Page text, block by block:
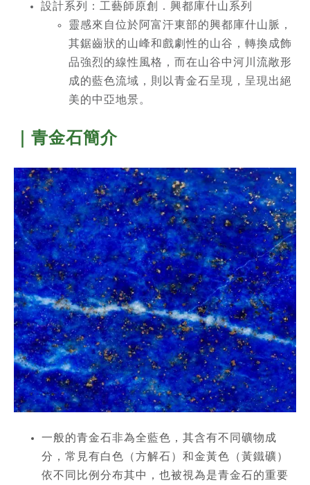
設計系列
：工藝師原創．興都庫什山系列
靈感來自位於阿富汗東部的興都庫什山脈，
其鋸齒狀的山峰和戲劇性的山谷，轉換成飾
品強烈的線性風格，而在山谷中河川流敞形
成的藍色流域，則以青金石呈現，呈現出絕
美的中亞地景。
｜青金石簡介
一般的青金石非為全藍色，其含有不同礦物成
分，常見有白色（方解石）和金黃色（黃鐵礦）
依不同比例分布其中，也被視為是青金石的重要